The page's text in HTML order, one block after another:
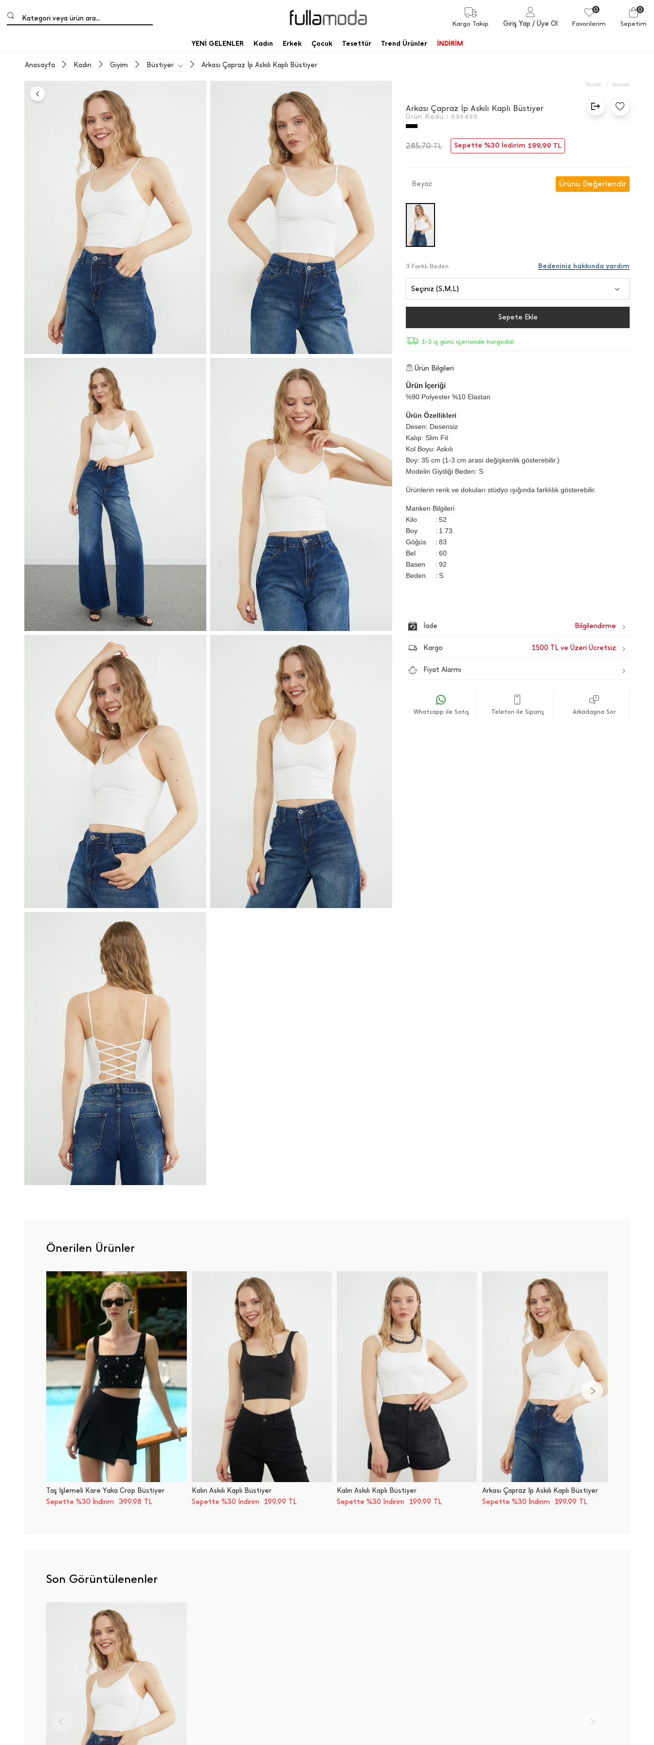
Kategori veya ürün ara..
Kargo Takip Giriş Yap / Üye Ol
0
Favorilerim
0
Sepetim
YENİ GELENLER Kadın Erkek Çocuk Tesettür Trend Ürünler İNDİRİM
Arkası Çapraz İ̇p Askılı Kaplı Büstiyer
Büstiyer
Giyim
Kadın
Anasayfa
Önceki / Sonraki
Arkası Çapraz İ̇p Askılı Kaplı Büstiyer
Ürün Kodu : 636498
285,70TL Sepette %30 İndirim 199,99 TL
Beyaz Ürünü Değerlendir
3 Farklı Beden Bedeniniz hakkında yardım
Seçiniz (S,M,L)
Sepete Ekle
1-3 iş günü içerisinde kargoda!
Ürün Bilgileri
Ürün İçeriği
%90 Polyester %10 Elastan
Ürün Özellikleri
Desen: Desensiz
Kalıp: Slim Fit
Kol Boyu: Askılı
Boy: 35 cm (1-3 cm arası değişkenlik gösterebilir.)
Modelin Giydiği Beden: S
Ürünlerin renk ve dokuları stüdyo ışığında farklılık gösterebilir.
Manken Bilgileri
Kilo
52
Boy
1.73
Göğüs
83
Bel
60
Basen
92
Beden
S
İade
Kargo 1500 TL ve Üzeri Ücretsiz
Fiyat Alarmı
Whatsapp ile Satış Telefon ile Sipariş Arkadaşına Sor
Önerilen Ürünler
Taş İ̇şlemeli Kare Yaka Crop Büstiyer
Sepette %30 İndirim
399,98 TL
Kalın Askılı Kaplı Büstiyer
Sepette %30 İndirim
199,99 TL
Kalın Askılı Kaplı Büstiyer
Sepette %30 İndirim
199,99 TL
Arkası Çapraz İ̇p Askılı Kaplı Büstiyer
Sepette %30 İndirim
199,99 TL
Son Görüntülenenler